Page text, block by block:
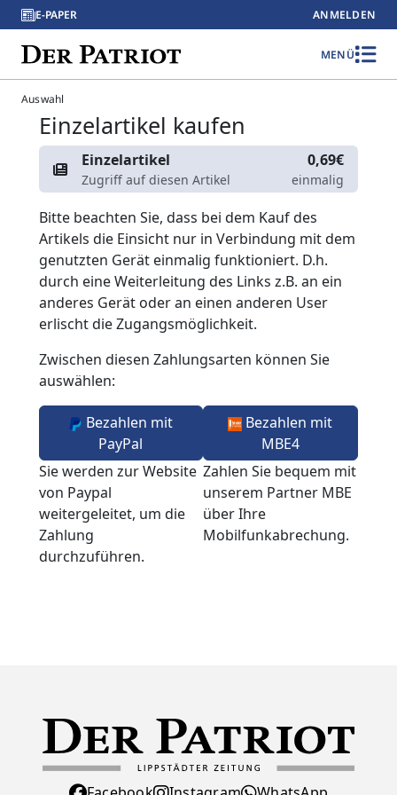
E-PAPER ANMELDEN
MENÜ
Auswahl
Einzelartikel kaufen
Einzelartikel
Zugriff auf diesen Artikel
0,69€
einmalig
Bitte beachten Sie, dass bei dem Kauf des
Artikels die Einsicht nur in Verbindung mit dem
genutzten Gerät einmalig funktioniert. D.h.
durch eine Weiterleitung des Links z.B. an ein
anderes Gerät oder an einen anderen User
erlischt die Zugangsmöglichkeit.
Zwischen diesen Zahlungsarten können Sie
auswählen:
Bezahlen mit
PayPal
Sie werden zur Website
von Paypal
weitergeleitet, um die
Zahlung
durchzuführen.
Bezahlen mit
MBE4
Zahlen Sie bequem mit
unserem Partner MBE
über Ihre
Mobilfunkabrechung.